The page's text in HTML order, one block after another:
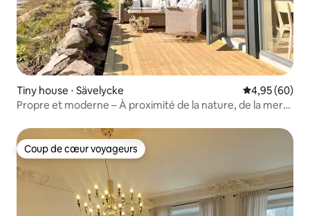
Tiny house ⋅ Sävelycke Évaluation
4,95 (60)
Propre et moderne – À proximité de la nature, de la mer
Coup de cœur voyageurs
Coup de cœur voyageurs